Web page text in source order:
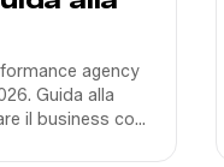
agency
Guida alla
il business con